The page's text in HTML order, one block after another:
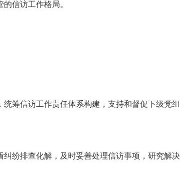
信访工作格局。
筹信访工作责任体系构建，支持和督促下级党组
纷排查化解，及时妥善处理信访事项，研究解决